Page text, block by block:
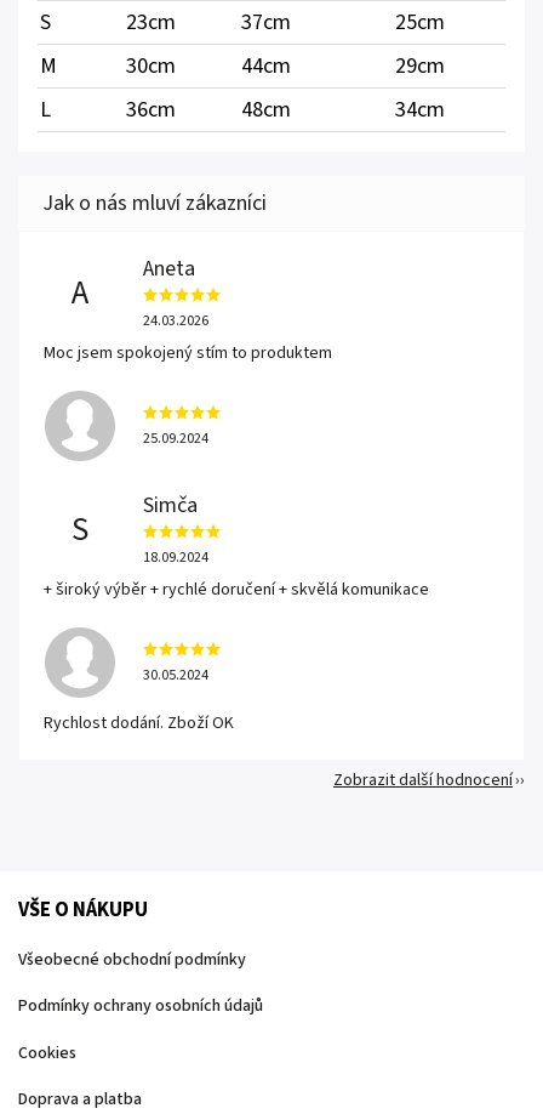
S
23cm 37cm
25cm
M
30cm 44cm
29cm
L
36cm 48cm 34cm
A
Aneta
24.03.2026
Moc jsem spokojený stím to produktem
25.09.2024
S
Simča
18.09.2024
+ široký výběr + rychlé doručení + skvělá komunikace
30.05.2024
Rychlost dodání. Zboží OK
Zobrazit další hodnocení
VŠE O NÁKUPU
Všeobecné obchodní podmínky
Podmínky ochrany osobních údajů
Cookies
Doprava a platba